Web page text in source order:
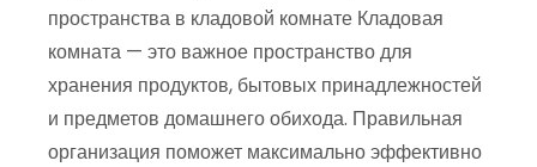
пространства в кладовой комнате Кладовая
комната — это важное пространство для
хранения продуктов, бытовых принадлежностей
и предметов домашнего обихода. Правильная
организация поможет максимально эффективно